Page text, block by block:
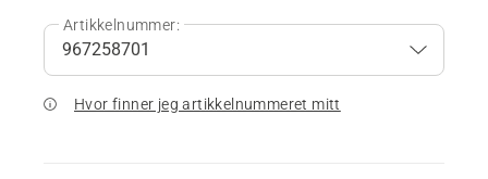
Artikkelnummer:
Hvor finner jeg artikkelnummeret mitt